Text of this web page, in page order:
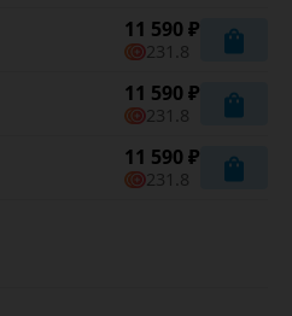
11 590 ₽
231.8
11 590 ₽
231.8
11 590 ₽
231.8